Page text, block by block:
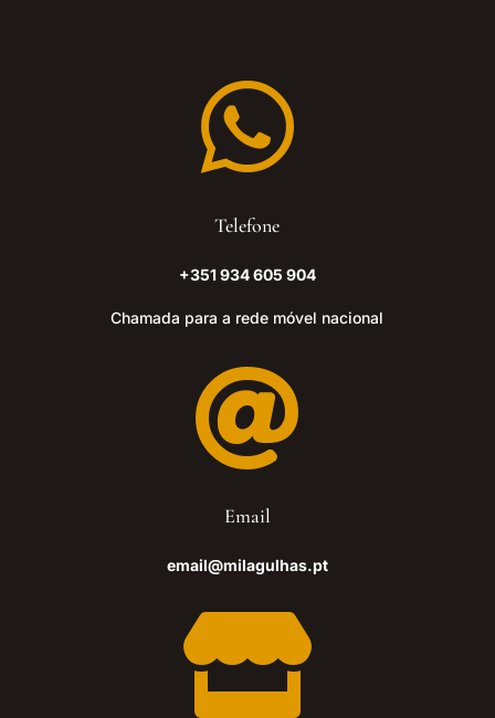

Telefone
+351 934 605 904
Chamada para a rede móvel nacional

Email
email@milagulhas.pt
